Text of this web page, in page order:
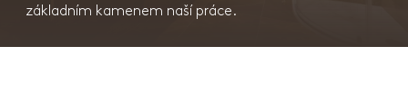
základním kamenem naší práce.